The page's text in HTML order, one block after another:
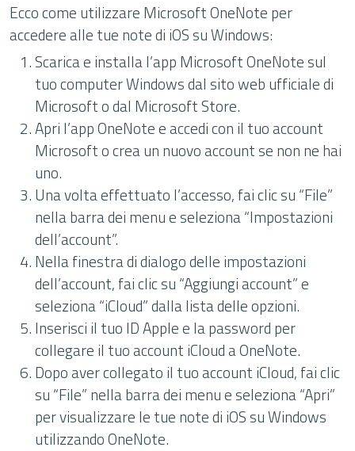
Ecco come utilizzare Microsoft OneNote per
accedere alle tue note di iOS su Windows:
Scarica e installa l’app Microsoft OneNote sul
tuo computer Windows dal sito web ufficiale di
Microsoft o dal Microsoft Store.
Apri l’app OneNote e accedi con il tuo account
Microsoft o crea un nuovo account se non ne hai
uno.
Una volta effettuato l’accesso, fai clic su “File”
nella barra dei menu e seleziona “Impostazioni
dell’account”.
Nella finestra di dialogo delle impostazioni
dell’account, fai clic su “Aggiungi account” e
seleziona “iCloud” dalla lista delle opzioni.
Inserisci il tuo ID Apple e la password per
collegare il tuo account iCloud a OneNote.
Dopo aver collegato il tuo account iCloud, fai clic
su “File” nella barra dei menu e seleziona “Apri”
per visualizzare le tue note di iOS su Windows
utilizzando OneNote.